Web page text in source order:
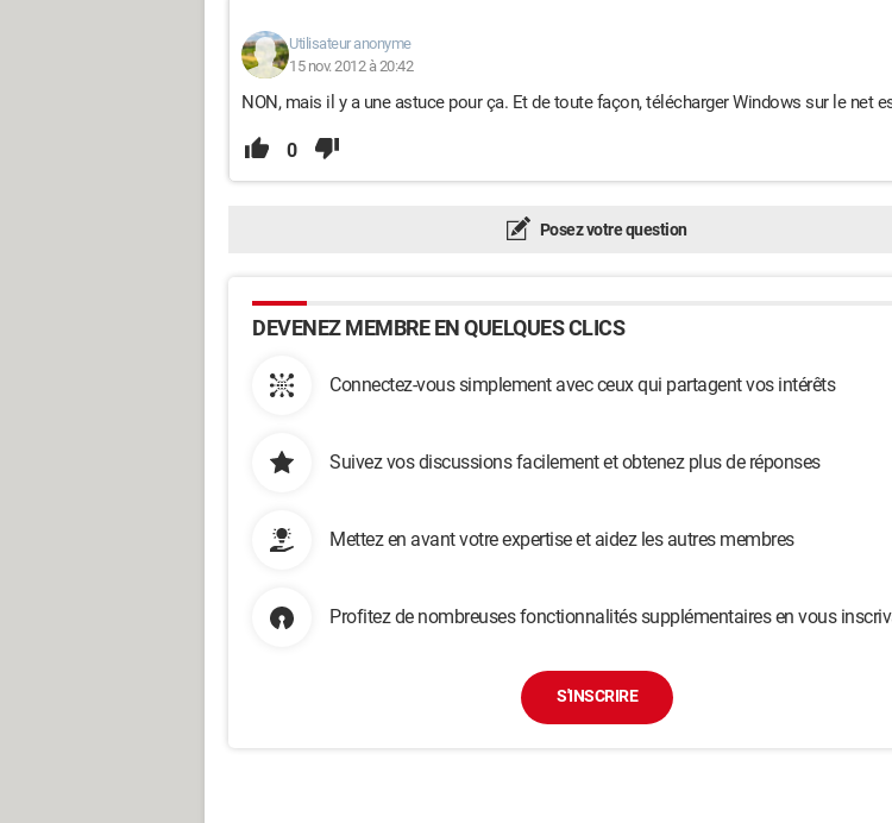
Utilisateur anonyme
15 nov. 2012 à 20:42
NON, mais il y a une astuce pour ça. Et de toute façon, télécharger Windows sur le net
0
Posez votre question
DEVENEZ MEMBRE EN QUELQUES CLICS
Connectez-vous simplement avec ceux qui partagent vos intérêts
Suivez vos discussions facilement et obtenez plus de réponses
Mettez en avant votre expertise et aidez les autres membres
Profitez de nombreuses fonctionnalités supplémentaires en vous
S'INSCRIRE